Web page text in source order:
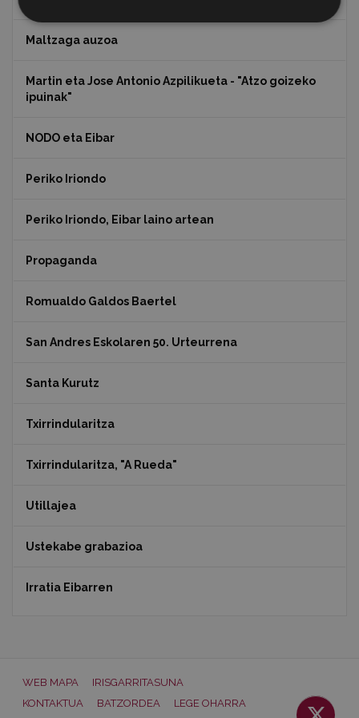
Maltzaga auzoa
Martin eta Jose Antonio Azpilikueta - "Atzo goizeko
ipuinak"
NODO eta Eibar
Periko Iriondo
Periko Iriondo, Eibar laino artean
Propaganda
Romualdo Galdos Baertel
San Andres Eskolaren 50. Urteurrena
Santa Kurutz
Txirrindularitza
Txirrindularitza, "A Rueda"
Utillajea
Ustekabe grabazioa
Irratia Eibarren
WEB MAPA
IRISGARRITASUNA
KONTAKTUA
BATZORDEA LEGE OHARRA